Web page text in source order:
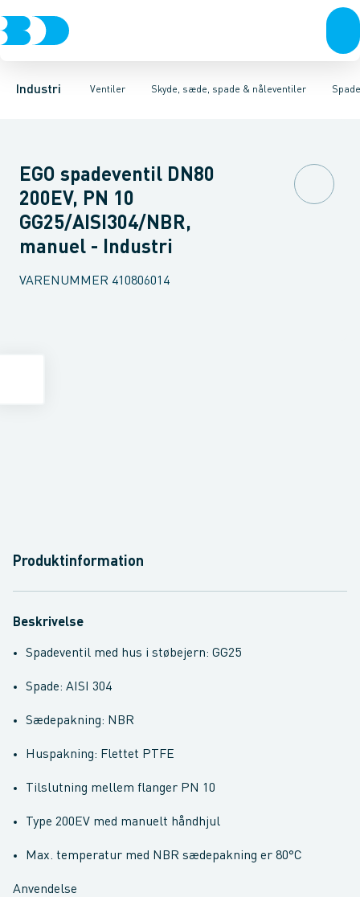
Industri Ventiler
VentilerRustfrit stål Sort stålGalvaniseret stålPlastIndustri
Skyde, sæde, spade & nåleventiler
3-Delte kugleventiler 2-Delte kugleventiler3-Vejs
Skydeventiler type 620451/620051/611102Sædeventiler type
EGO spadeventil DN80
200EV, PN 10
GG25/AISI304/NBR,
manuel - Industri
VARENUMMER 410806014
Produktinformation
Beskrivelse
Spadeventil med hus i støbejern: GG25
Spade: AISI 304
Sædepakning: NBR
Huspakning: Flettet PTFE
Tilslutning mellem flanger PN 10
Type 200EV med manuelt håndhjul
Max. temperatur med NBR sædepakning er 80°C
Anvendelse